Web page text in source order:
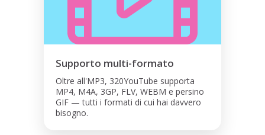
Supporto multi-formato
Oltre all'MP3, 320YouTube supporta
MP4, M4A, 3GP, FLV, WEBM e persino
GIF — tutti i formati di cui hai davvero
bisogno.